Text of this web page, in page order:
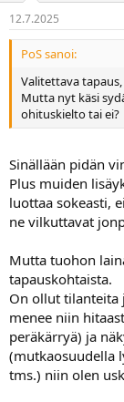
12.7.2025
PoS sanoi:
Valitettava
Mutta nyt käsi
ohituskielto tai ei?
Sinällään pidän
Plus muiden
luottaa sokeasti,
ne vilkuttavat
Mutta tuohon
tapauskohtaista.
On ollut tilanteita
menee niin
peräkärryä) ja
(mutkaosuudella
tms.) niin olen